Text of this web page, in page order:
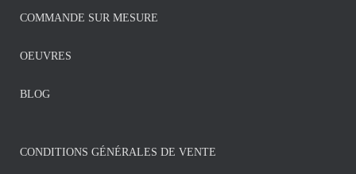
COMMANDE SUR MESURE
OEUVRES
BLOG
CONDITIONS GÉNÉRALES DE VENTE